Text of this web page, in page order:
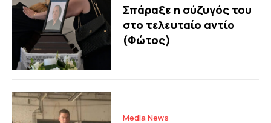
Σπάραξε η σύζυγός του
στο τελευταίο αντίο
(Φώτος)
Media News